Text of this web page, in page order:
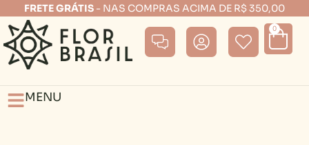
FRETE GRÁTIS - NAS COMPRAS ACIMA DE R$ 350,00
0
MENU